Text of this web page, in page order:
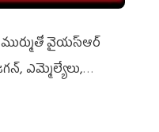
ముర్ముతో వైయ‌స్ఆర్
ఎమ్మెల్యేలు,